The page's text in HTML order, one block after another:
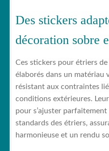
Des stickers
décoration sobre
Ces stickers pour étriers
élaborés dans un matériau
résistant aux contraintes
conditions extérieures.
pour s’ajuster
standards des étriers,
harmonieuse et un rendu